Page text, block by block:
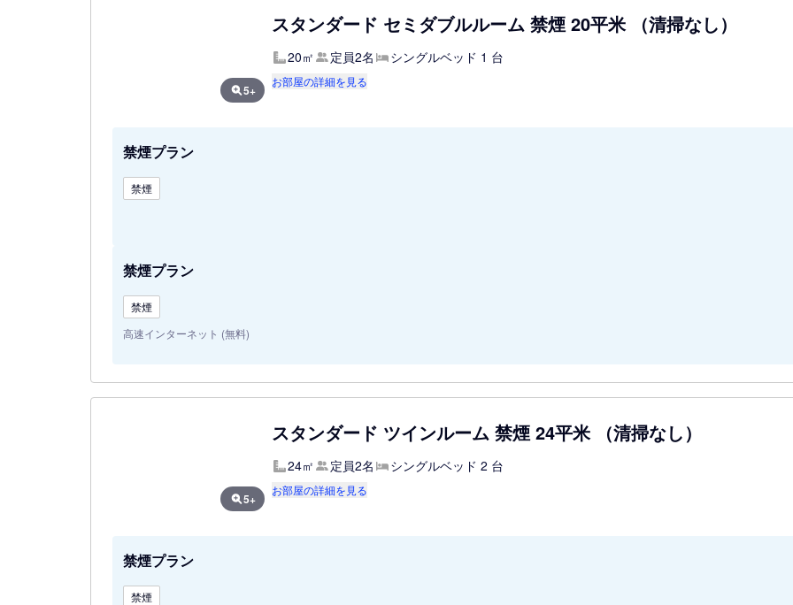
5+
スタンダード セミダブルルーム 禁煙 20平米 （清掃なし）
20㎡ 定員2名 シングルベッド 1 台
お部屋の詳細を見る
禁煙プラン
禁煙
禁煙プラン
禁煙
高速インターネット (無料)
5+
スタンダード ツインルーム 禁煙 24平米 （清掃なし）
24㎡ 定員2名 シングルベッド 2 台
お部屋の詳細を見る
禁煙プラン
禁煙